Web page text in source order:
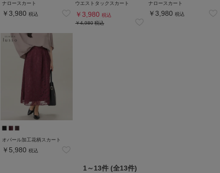
ナロースカート
￥3,980 税込
ウエストタックスカート
￥3,980 税込
￥4,980税込
ナロースカート
￥3,980 税込
オパール加工花柄スカート
￥5,980 税込
1～13件 (全13件)